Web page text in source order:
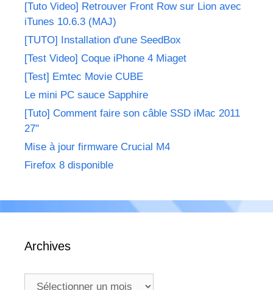
[Tuto Video] Retrouver Front Row sur Lion avec
iTunes 10.6.3 (MAJ)
[TUTO] Installation d'une SeedBox
[Test Video] Coque iPhone 4 Miaget
[Test] Emtec Movie CUBE
Le mini PC sauce Sapphire
[Tuto] Comment faire son câble SSD iMac 2011
27"
Mise à jour firmware Crucial M4
Firefox 8 disponible
Archives
Archives